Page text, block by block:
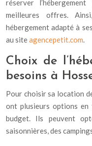
réserver
meilleures offres.
hébergement adapté à
au siteagencepetit.com.
Choix de
besoins à
Pour choisir sa location
ont plusieurs options
budget. Ils peuvent
saisonnières, des